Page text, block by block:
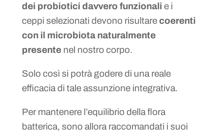
dei probiotici davvero funzionali e i
ceppi selezionati devono risultarecoerenti
con il microbiota naturalmente
presentenel nostro corpo.
Solo così si potrà godere di una reale
efficacia di tale assunzione integrativa.
Per mantenere l’equilibrio della flora
batterica, sono allora raccomandati i suoi